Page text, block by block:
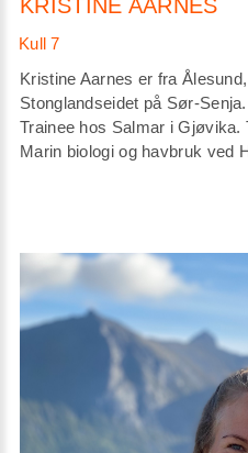
KRISTINE AARNES
Kristine Aarnes er fra
Stonglandseidet på Sør-
Trainee hos Salmar i Gjøvika.
Marin biologi og havbruk ved